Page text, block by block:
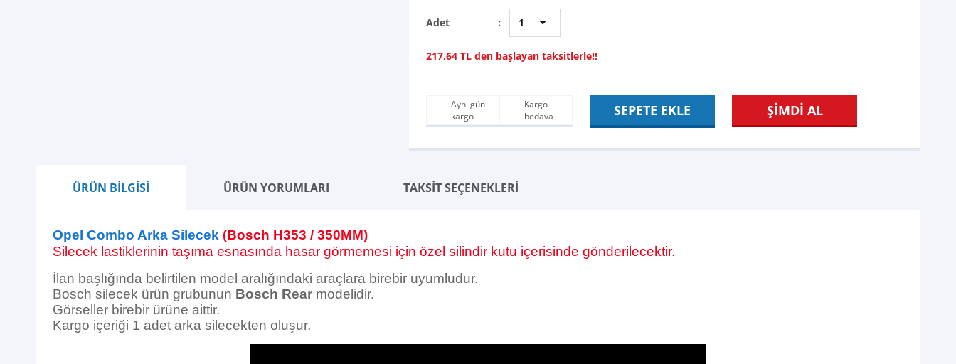
Adet
217,64 TL den başlayan taksitlerle!!
Aynı gün
kargo
Kargo
bedava
SEPETE EKLE ŞİMDİ AL
ÜRÜN BİLGİSİ ÜRÜN YORUMLARI TAKSİT SEÇENEKLERİ
Opel Combo Arka Silecek (Bosch H353 / 350MM)
Silecek lastiklerinin taşıma esnasında hasar görmemesi için özel silindir kutu içerisinde gönderilecektir.
İlan başlığında belirtilen model aralığındaki araçlara birebir uyumludur.
Bosch silecek ürün grubunun Bosch Rear modelidir.
Görseller birebir ürüne aittir.
Kargo içeriği 1 adet arka silecekten oluşur.